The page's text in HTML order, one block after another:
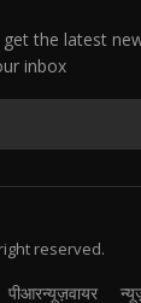
the latest
inbox
reserved.
पीआरन्यूज़वायर